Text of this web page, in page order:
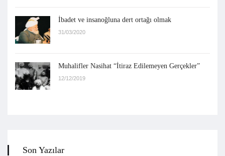
İbadet ve insanoğluna dert ortağı olmak
31/03/2020
Muhalifler Nasihat “İtiraz Edilemeyen Gerçekler”
12/12/2019
Son Yazılar